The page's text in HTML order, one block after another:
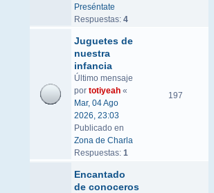
Preséntate
Respuestas: 4
Juguetes de
nuestra
infancia
Último mensaje
por totiyeah «
Mar, 04 Ago
2026, 23:03
Publicado en
Zona de Charla
Respuestas: 1
197
Encantado
de conoceros